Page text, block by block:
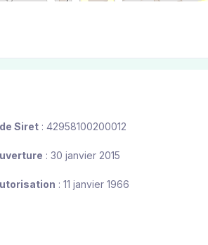
Siret : 42958100200012
: 30 janvier 2015
: 11 janvier 1966